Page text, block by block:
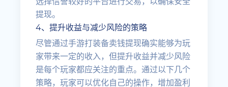
提现。
4、提升收益与减少风险的策略
尽管通过手游打装备卖钱提现确实能够为玩
家带来一定的收入，但提升收益并减少风险
是每个玩家都应关注的重点。通过以下几个
策略，玩家可以优化自己的操作，增加盈利